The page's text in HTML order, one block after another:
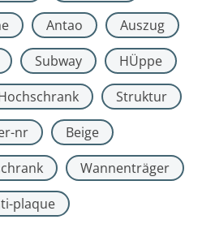
Antao
Auszug
Subway
HÜppe
Struktur
nr
Beige
Wannenträger
plaque